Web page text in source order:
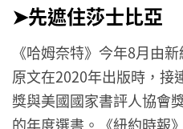
➤先遮住莎士比亞
《哈姆奈特》今年8月由
原文在2020年出版時，接
獎與美國國家書評人協會
的年度選書。《紐約時報